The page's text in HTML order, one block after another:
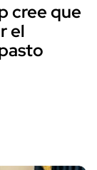
cree que
el